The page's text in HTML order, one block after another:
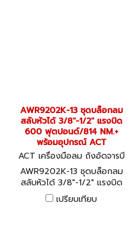
AWR9202K-13 ชุดบล็อกลม
สลับหัวได้ 3/8"-1/2" แรงบิด
600 ฟุตปอนด์/814 NM.+
พร้อมอุปกรณ์ ACT
ACT เครื่องมือลม ถังอัดจารบี
อุปกรณ์งานลมต่างๆ AWR920
2K-13
AWR9202K-13 ชุดบล็อกลม
สลับหัวได้ 3/8"-1/2" แรงบิด
600 ฟุตปอนด์/814 NM.+
พร้อมอุปกรณ์ ACT
เปรียบเทียบ